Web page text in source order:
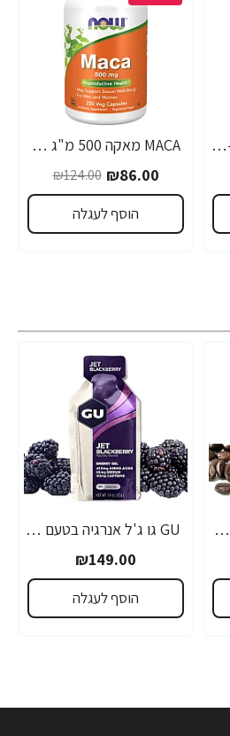
MACA מאקה 500 מ"ג - 100 כמוסות - מבית NOW FOODS
MACA מאקה 500 מ"ג 250 כמוסות - מבית NOW FOODS
₪86.00
₪124.00
הוסף לעגלה
GU גו ג'ל אנרגיה אספרסו 32 גרם - 24 יחידות
GU גו ג'ל אנרגיה בטעם פטל שחור 32 גרם - 24 יחידות
₪149.00
הוסף לעגלה